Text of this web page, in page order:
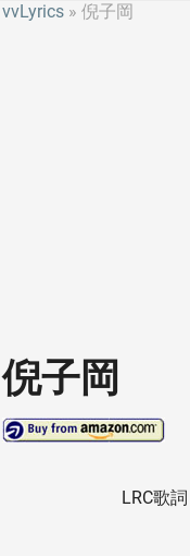
vvLyrics 倪子岡
倪子岡
LRC歌詞